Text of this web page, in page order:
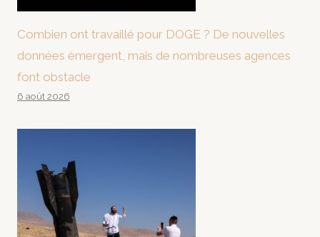
Combien ont travaillé pour DOGE ? De nouvelles
données émergent, mais de nombreuses agences
font obstacle
6 août 2026